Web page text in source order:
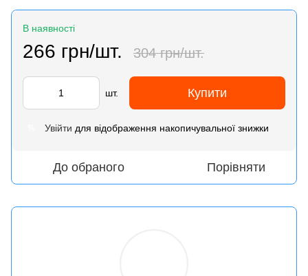
В наявності
266 грн/шт. 304 грн/шт.
шт. Купити
Увійти для відображення накопичувальної знижки
До обраного Порівняти